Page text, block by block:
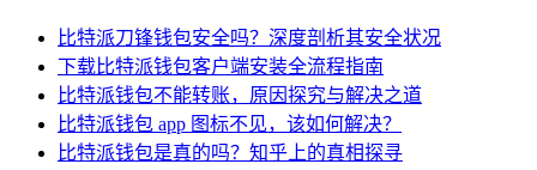
比特派刀锋钱包安全吗？深度剖析其安全状况
下载比特派钱包客户端安装全流程指南
比特派钱包不能转账，原因探究与解决之道
比特派钱包 app 图标不见，该如何解决？
比特派钱包是真的吗？知乎上的真相探寻